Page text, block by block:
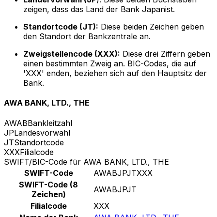
zeigen, dass das Land der Bank Japanist.
Standortcode (JT): Diese beiden Zeichen geben
den Standort der Bankzentrale an.
Zweigstellencode (XXX): Diese drei Ziffern geben
einen bestimmten Zweig an. BIC-Codes, die auf
'XXX' enden, beziehen sich auf den Hauptsitz der
Bank.
AWA BANK, LTD., THE
AWABBankleitzahl
JPLandesvorwahl
JTStandortcode
XXXFilialcode
SWIFT/BIC-Code für AWA BANK, LTD., THE
SWIFT-Code
AWABJPJTXXX
SWIFT-Code (8
Zeichen)
AWABJPJT
Filialcode
XXX